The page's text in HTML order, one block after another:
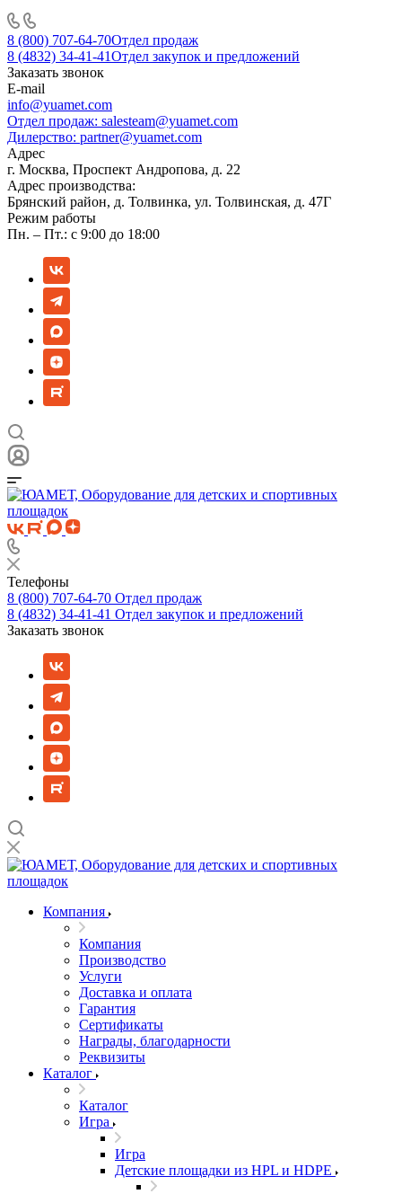
8 (800) 707-64-70Отдел продаж
8 (4832) 34-41-41Отдел закупок и предложений
Заказать звонок
E-mail
info@yuamet.com
Отдел продаж: salesteam@yuamet.com
Дилерство: partner@yuamet.com
Адрес
г. Москва, Проспект Андропова, д. 22
Адрес производства:
Брянский район, д. Толвинка, ул. Толвинская, д. 47Г
Режим работы
Пн. – Пт.: с 9:00 до 18:00
Телефоны
8 (800) 707-64-70 Отдел продаж
8 (4832) 34-41-41 Отдел закупок и предложений
Заказать звонок
Компания
Компания
Производство
Услуги
Доставка и оплата
Гарантия
Сертификаты
Награды, благодарности
Реквизиты
Каталог
Каталог
Игра
Игра
Детские площадки из HPL и HDPE